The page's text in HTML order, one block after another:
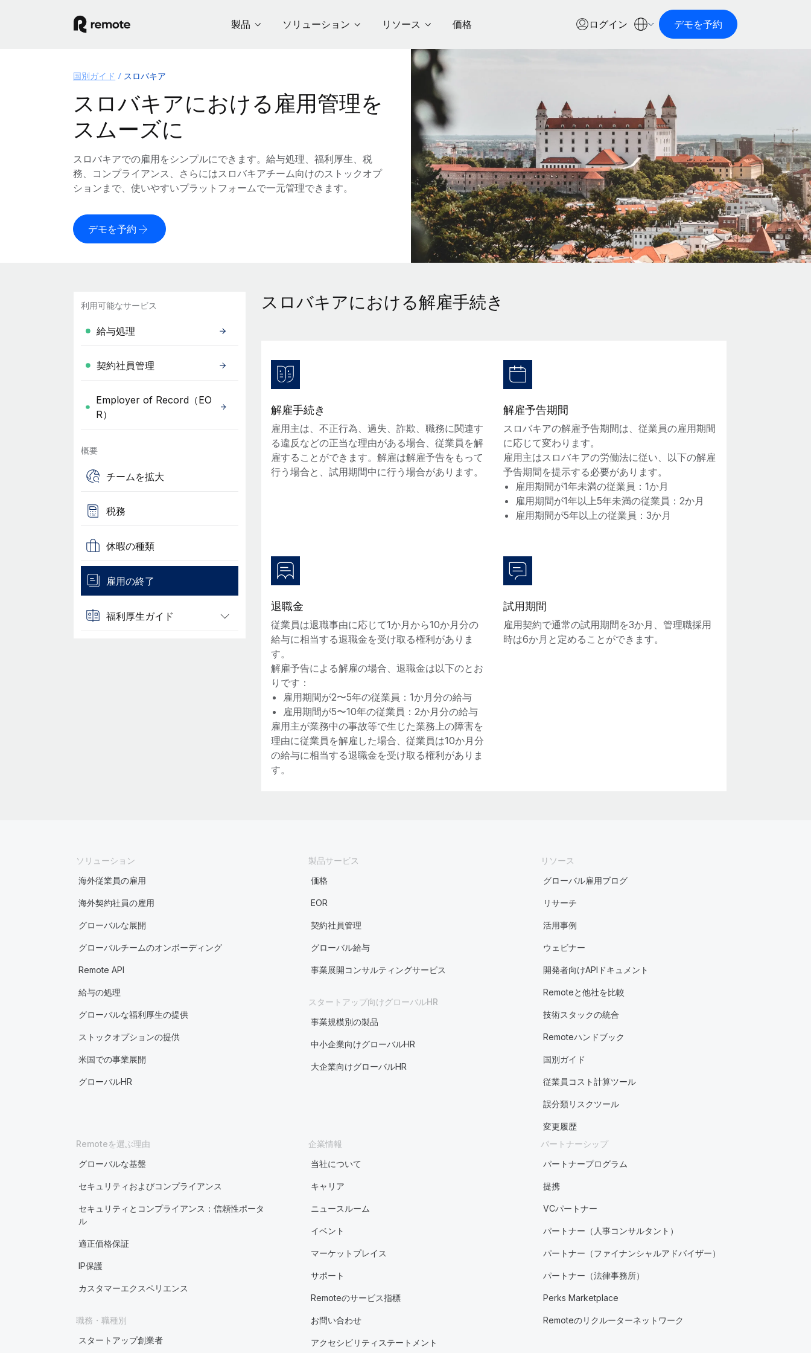
製品 ソリューション リソース 価格 ログイン デモを予約
国別ガイド スロバキア
スロバキアにおける雇用管理を
スムーズに
スロバキアでの雇用をシンプルにできます。給与処理、福利厚生、税
務、コンプライアンス、さらにはスロバキアチーム向けのストックオプ
ションまで、使いやすいプラットフォームで一元管理できます。
デモを予約
利用可能なサービス
給与処理
契約社員管理
Employer of Record（EO
R）
概要
チームを拡大
税務
休暇の種類
雇用の終了
福利厚生ガイド
スロバキアにおける解雇手続き
解雇手続き
雇用主は、不正行為、過失、詐欺、職務に関連す
る違反などの正当な理由がある場合、従業員を解
雇することができます。解雇は解雇予告をもって
行う場合と、試用期間中に行う場合があります。
解雇予告期間
スロバキアの解雇予告期間は、従業員の雇用期間
に応じて変わります。
雇用主はスロバキアの労働法に従い、以下の解雇
予告期間を提示する必要があります。
雇用期間が1年未満の従業員：1か月
雇用期間が1年以上5年未満の従業員：2か月
雇用期間が5年以上の従業員：3か月
退職金
従業員は退職事由に応じて1か月から10か月分の
給与に相当する退職金を受け取る権利がありま
す。
解雇予告による解雇の場合、退職金は以下のとお
りです：
雇用期間が2〜5年の従業員：1か月分の給与
雇用期間が5〜10年の従業員：2か月分の給与
雇用主が業務中の事故等で生じた業務上の障害を
理由に従業員を解雇した場合、従業員は10か月分
の給与に相当する退職金を受け取る権利がありま
す。
試用期間
雇用契約で通常の試用期間を3か月、管理職採用
時は6か月と定めることができます。
ソリューション
海外従業員の雇用
海外契約社員の雇用
グローバルな展開
グローバルチームのオンボーディング
Remote API
給与の処理
グローバルな福利厚生の提供
ストックオプションの提供
米国での事業展開
グローバルHR
製品サービス
価格
EOR
契約社員管理
グローバル給与
事業展開コンサルティングサービス
スタートアップ向けグローバルHR
事業規模別の製品
中小企業向けグローバルHR
大企業向けグローバルHR
リソース
グローバル雇用ブログ
リサーチ
活用事例
ウェビナー
開発者向けAPIドキュメント
Remoteと他社を比較
技術スタックの統合
Remoteハンドブック
国別ガイド
従業員コスト計算ツール
誤分類リスクツール
変更履歴
Remoteを選ぶ理由
グローバルな基盤
セキュリティおよびコンプライアンス
セキュリティとコンプライアンス：信頼性ポータ
ル
適正価格保証
IP保護
カスタマーエクスペリエンス
職務・職種別
スタートアップ創業者
企業情報
当社について
キャリア
ニュースルーム
イベント
マーケットプレイス
サポート
Remoteのサービス指標
お問い合わせ
アクセシビリティステートメント
パートナーシップ
パートナープログラム
提携
VCパートナー
パートナー（人事コンサルタント）
パートナー（ファイナンシャルアドバイザー）
パートナー（法律事務所）
Perks Marketplace
Remoteのリクルーターネットワーク